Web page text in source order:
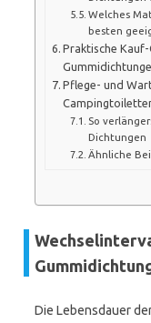
Welches
besten
Praktische
Pflege- und
So
Dichtungen
Ähnliche
Die Lebensdauer